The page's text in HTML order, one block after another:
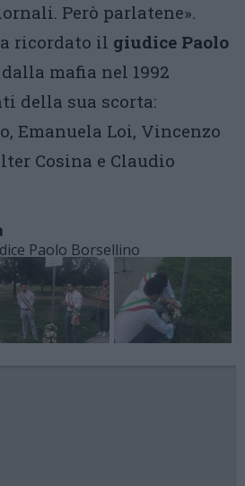
Però parlatene».
ricordato il giudice Paolo
mafia nel 1992
della sua scorta:
Emanuela Loi, Vincenzo
Cosina e Claudio
Paolo Borsellino